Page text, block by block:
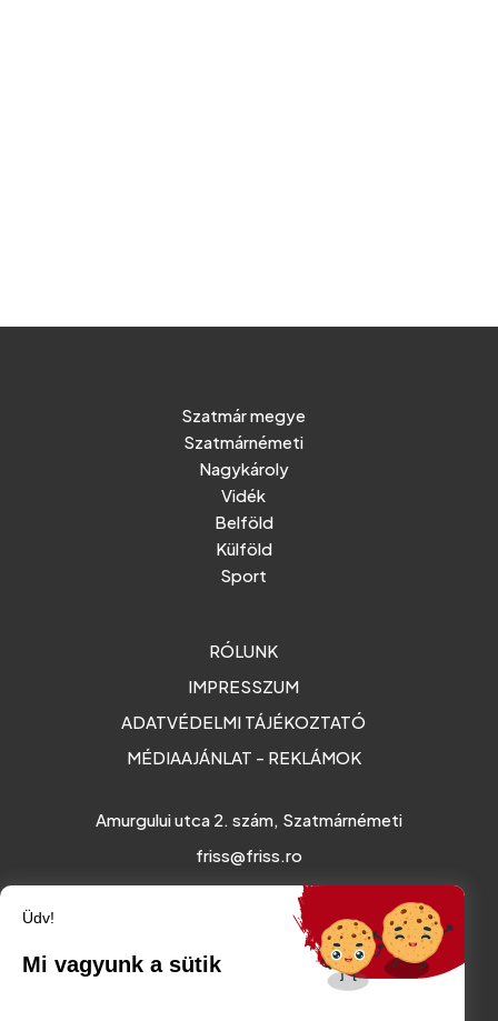
Szatmár megye
Szatmárnémeti
Nagykároly
Vidék
Belföld
Külföld
Sport
RÓLUNK
IMPRESSZUM
ADATVÉDELMI TÁJÉKOZTATÓ
MÉDIAAJÁNLAT - REKLÁMOK
Amurgului utca 2. szám, Szatmárnémeti
friss@friss.ro
Üdv!
Mi vagyunk a sütik